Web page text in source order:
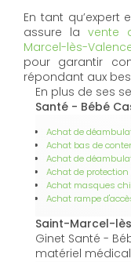
En tant qu’expert
assure la vente
Marcel-lès-
pour garantir
répondant aux
En plus de ses
Santé - Bébé
Achat de
Achat bas de
Achat de
Achat de
Achat masques
Achat rampe
Saint-Marcel-
Ginet Santé -
matériel